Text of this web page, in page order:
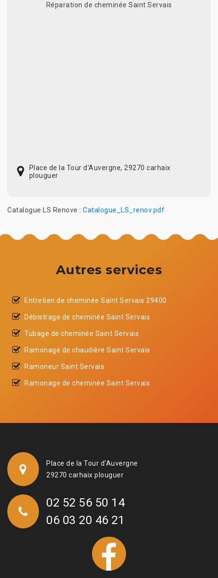
Réparation de cheminée Saint Servais
Place de la Tour d'Auvergne, 29270 carhaix
plouguer
Catalogue LS Renove : Catalogue_LS_renov.pdf
Autres services
Entretien de cheminée Saint Servais 29400
Débistrage de cheminée Saint Servais
Tubage de cheminée Saint Servais
Ramonage de chaudière Saint Servais
Ramoneur Saint Servais
Ramonage de cheminée Saint Servais
Place de la Tour d'Auvergne
29270 carhaix plouguer
02 52 56 50 14
06 03 20 46 21